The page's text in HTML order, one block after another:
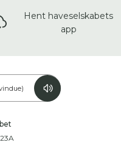
Hent haveselskabets
app